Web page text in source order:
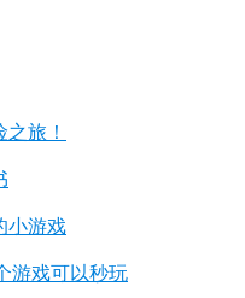
旅！
小游戏
游戏可以秒玩